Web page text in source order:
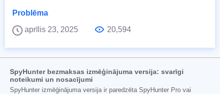
Problēma
aprīlis 23, 2025
20,594
SpyHunter bezmaksas izmēģinājuma versija: svarīgi
noteikumi un nosacījumi
SpyHunter izmēģinājuma versija ir paredzēta SpyHunter Pro vai